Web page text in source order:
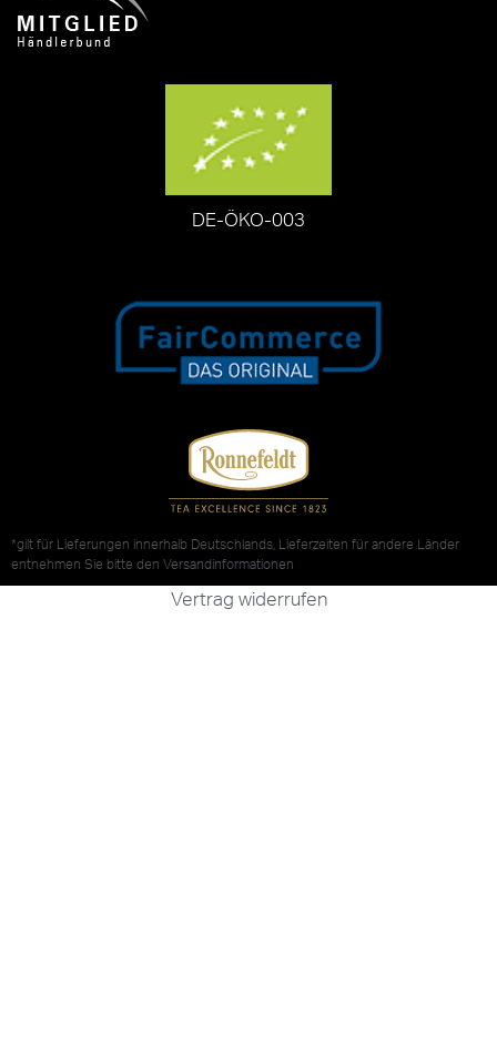
DE-ÖKO-003
*gilt für Lieferungen innerhalb Deutschlands, Lieferzeiten für andere Länder
entnehmen Sie bitte den Versandinformationen
Vertrag widerrufen